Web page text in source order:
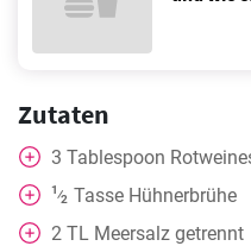
Zutaten
3 Tablespoon
1⁄2 Tasse Hühnerbrühe
2 TL Meersalz getrennt